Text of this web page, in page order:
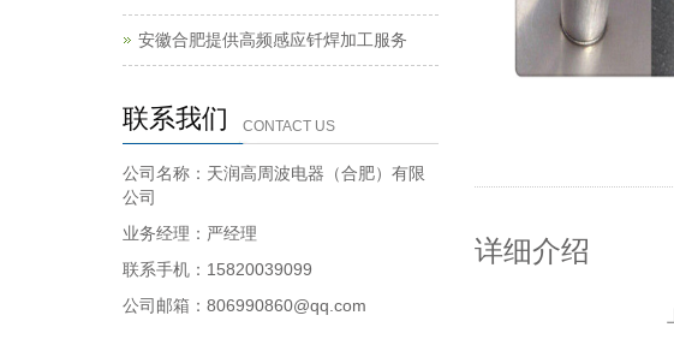
详细介绍
安徽合肥提供高频感应钎焊加工服务
联系我们 CONTACT US
公司名称：天润高周波电器（合肥）有限
公司
业务经理：严经理
联系手机：15820039099
公司邮箱：806990860@qq.com